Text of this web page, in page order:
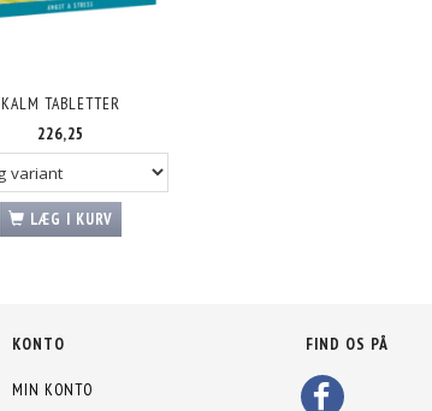
KALM TABLETTER
226,25
LÆG I KURV
KONTO
MIN KONTO
FIND OS PÅ